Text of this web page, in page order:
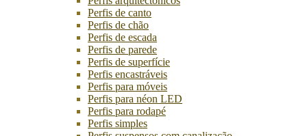
Perfis de canto
Perfis de chão
Perfis de escada
Perfis de parede
Perfis de superfície
Perfis encastráveis
Perfis para móveis
Perfis para néon LED
Perfis para rodapé
Perfis simples